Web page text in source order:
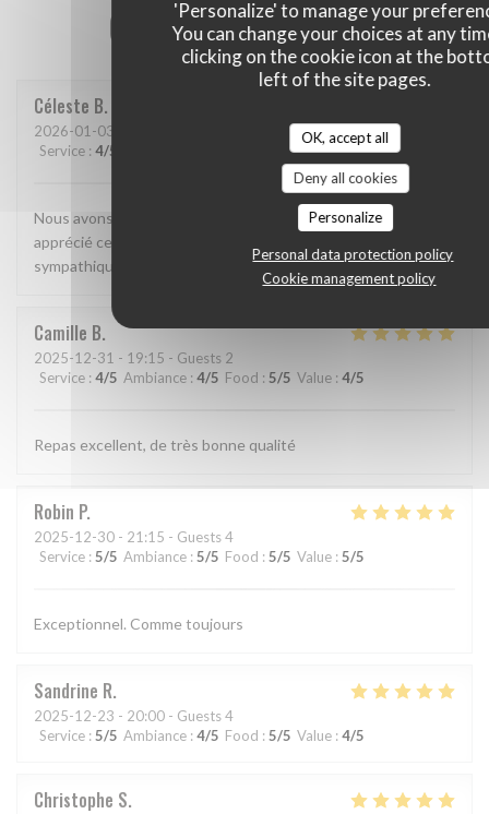
'Personalize' to manage your
You can change your choices at any
clicking on the cookie icon at the
left of the site pages.
OK, accept all
Deny all cookies
Personalize
Personal data protection policy
Cookie management policy
Our customer ratings
Céleste B
2026-01-03
Service : 4/5 /5 Value:4/5
Nous avons découvert ce restaurant et avons beaucoup
apprécié ce que nous avons mangé. Le personnel était très
sympathique et attentionné. On reviendra
Camille B
2025-12-31 - 19:15 - Guests 2
Service : 4/5 Ambiance : 4/5 Food : 5/5 Value : 4/5
Repas excellent, de très bonne qualité
Robin P
2025-12-30 - 21:15 - Guests 4
Service : 5/5 Ambiance : 5/5 Food : 5/5 Value : 5/5
Exceptionnel. Comme toujours
Sandrine R
2025-12-23 - 20:00 - Guests 4
Service : 5/5 Ambiance : 4/5 Food : 5/5 Value : 4/5
Christophe S